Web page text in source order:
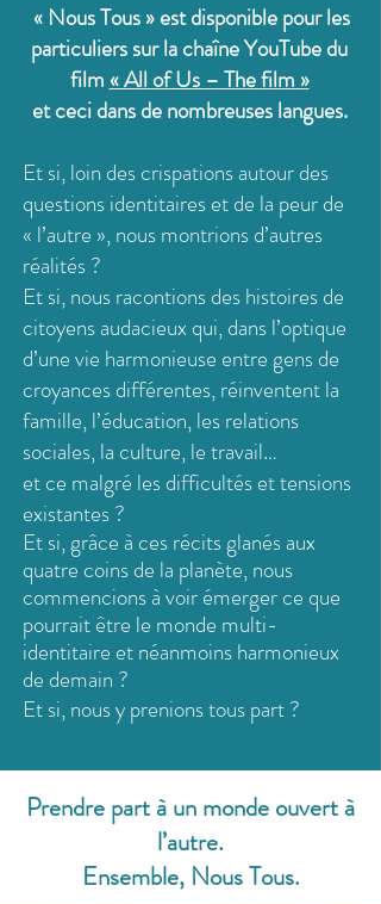
« Nous Tous » est disponible pour les
particuliers sur la chaîne YouTube du
film « All of Us – The film »
et ceci dans de nombreuses langues.
Et si, loin des crispations autour des
questions identitaires et de la peur de
« l’autre », nous montrions d’autres
réalités ?
Et si, nous racontions des histoires de
citoyens audacieux qui, dans l’optique
d’une vie harmonieuse entre gens de
croyances différentes, réinventent la
famille, l’éducation, les relations
sociales, la culture, le travail…
et ce malgré les difficultés et tensions
existantes ?
Et si, grâce à ces récits glanés aux
quatre coins de la planète, nous
commencions à voir émerger ce que
pourrait être le monde multi-
identitaire etnéanmoinsharmonieux
de demain ?
Et si, nous y prenions tous part ?
Prendre part à un monde ouvert à
l’autre.
Ensemble, Nous Tous.